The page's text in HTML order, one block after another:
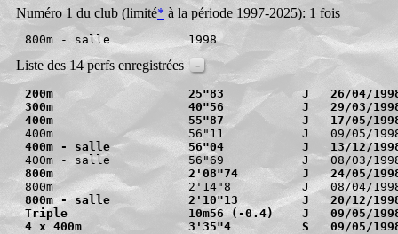
Numéro 1 du club (limité* à la période 1997-2025): 1 fois
Liste des 14 perfs enregistrées -
200m                   25"83           J   26/04/1998
300m                   40"56           J   29/03/
400m                   55"87           J   17/05/1998
400m - salle           56"04           J   13/12/1998
800m                   2'08"74         J   24/05/1998
800m - salle           2'10"13         J   20/12/1998
Triple                 10m56 (-0.4)    J   09/05/1998
4 x 400m               3'35"4          S   09/05/1998